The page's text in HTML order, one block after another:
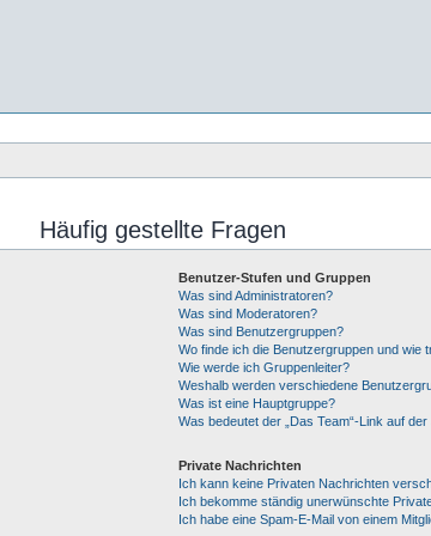
Häufig gestellte Fragen
Benutzer-Stufen und Gruppen
Was sind Administratoren?
Was sind Moderatoren?
Was sind Benutzergruppen?
Wo finde ich die Benutzergruppen und wie
Wie werde ich Gruppenleiter?
Weshalb werden verschiedene
Was ist eine Hauptgruppe?
Was bedeutet der „Das Team“-Link auf
Private Nachrichten
Ich kann keine Privaten Nachrichten
Ich bekomme ständig unerwünschte
Ich habe eine Spam-E-Mail von einem